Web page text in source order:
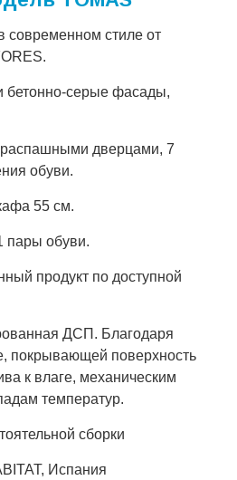
современном стиле от
бетонно-серые фасады,
дверцами, 7
обуви.
55 см.
пары обуви.
продукт по доступной
ДСП. Благодаря
покрывающей поверхность
к влаге, механическим
температур.
сборки
Испания